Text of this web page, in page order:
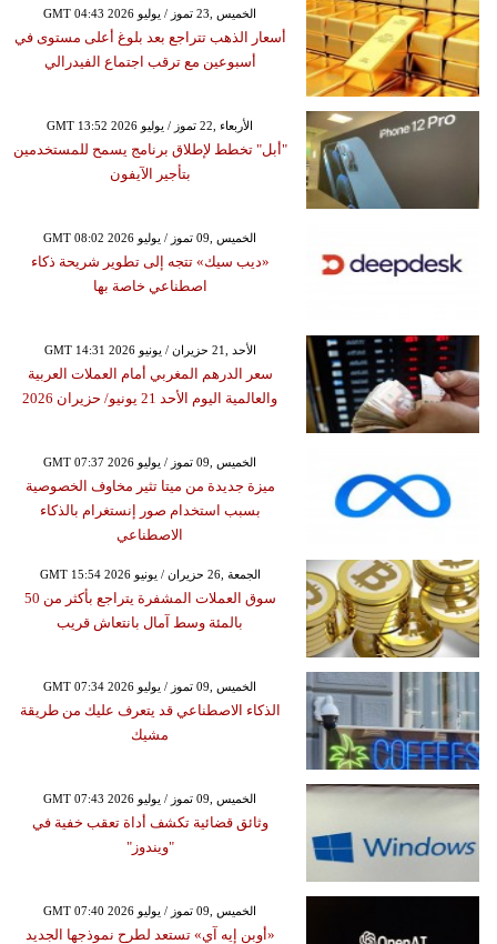
GMT 04:43 2026 الخميس ,23 تموز / يوليو
أسعار الذهب تتراجع بعد بلوغ أعلى مستوى في
أسبوعين مع ترقب اجتماع الفيدرالي
GMT 13:52 2026 الأربعاء ,22 تموز / يوليو
"أبل" تخطط لإطلاق برنامج يسمح للمستخدمين
بتأجير الآيفون
GMT 08:02 2026 الخميس ,09 تموز / يوليو
«ديب سيك» تتجه إلى تطوير شريحة ذكاء
اصطناعي خاصة بها
GMT 14:31 2026 الأحد ,21 حزيران / يونيو
سعر الدرهم المغربي أمام العملات العربية
والعالمية اليوم الأحد 21 يونيو/ حزيران 2026
GMT 07:37 2026 الخميس ,09 تموز / يوليو
ميزة جديدة من ميتا تثير مخاوف الخصوصية
بسبب استخدام صور إنستغرام بالذكاء
الاصطناعي
GMT 15:54 2026 الجمعة ,26 حزيران / يونيو
سوق العملات المشفرة يتراجع بأكثر من 50
بالمئة وسط آمال بانتعاش قريب
GMT 07:34 2026 الخميس ,09 تموز / يوليو
الذكاء الاصطناعي قد يتعرف عليك من طريقة
مشيك
GMT 07:43 2026 الخميس ,09 تموز / يوليو
وثائق قضائية تكشف أداة تعقب خفية في
"ويندوز"
GMT 07:40 2026 الخميس ,09 تموز / يوليو
«أوبن إيه آي» تستعد لطرح نموذجها الجديد